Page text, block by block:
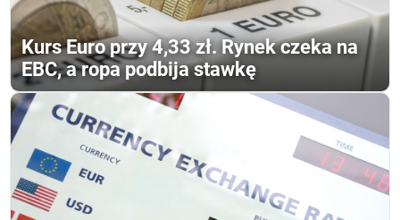
Kurs Euro przy 4,33 zł. Rynek czeka na
EBC, a ropa podbija stawkę